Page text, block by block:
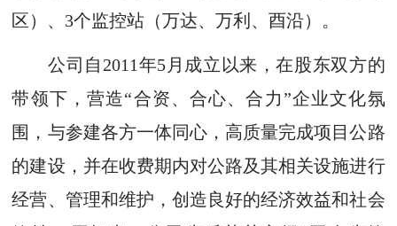
区）、3个监控站（万达、万利、酉沿）。
公司自2011年5月成立以来，在股东双方的
带领下，营造“合资、合心、合力”企业文化氛
围，与参建各方一体同心，高质量完成项目公路
的建设，并在收费期内对公路及其相关设施进行
经营、管理和维护，创造良好的经济效益和社会